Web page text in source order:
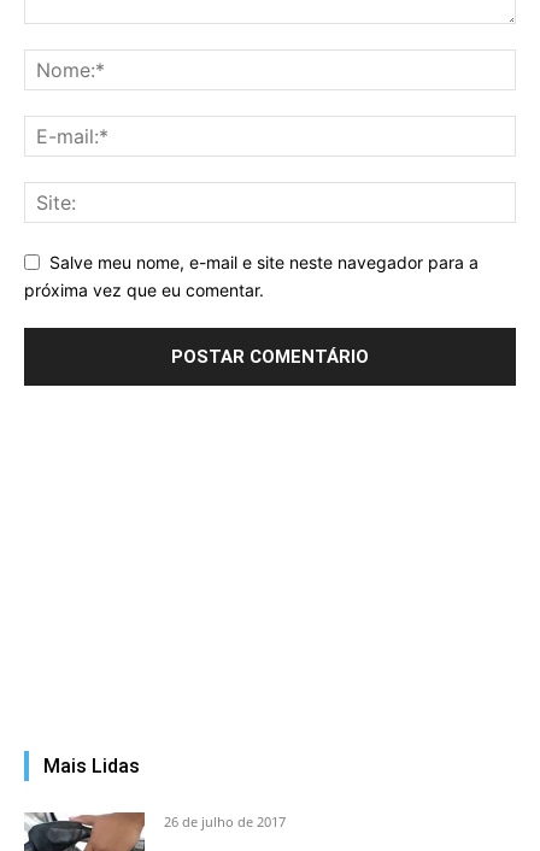
Salve meu nome, e-mail e site neste navegador para a
próxima vez que eu comentar.
Mais Lidas
26 de julho de 2017